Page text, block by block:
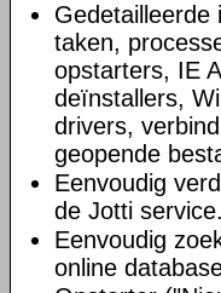
Gedetailleerde
taken,
opstarters, IE
deïnstallers,
drivers,
geopende
Eenvoudig
de Jotti service.
Eenvoudig
online